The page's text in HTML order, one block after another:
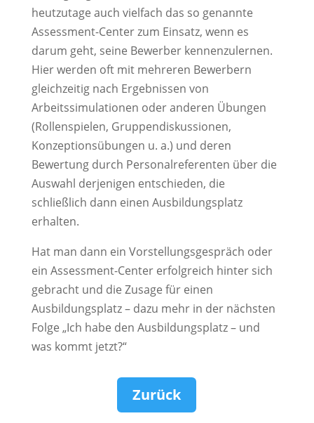
heutzutage auch vielfach das so genannte
Assessment-Center zum Einsatz, wenn es
darum geht, seine Bewerber kennenzulernen.
Hier werden oft mit mehreren Bewerbern
gleichzeitig nach Ergebnissen von
Arbeitssimulationen oder anderen Übungen
(Rollenspielen, Gruppendiskussionen,
Konzeptionsübungen u. a.) und deren
Bewertung durch Personalreferenten über die
Auswahl derjenigen entschieden, die
schließlich dann einen Ausbildungsplatz
erhalten.
Hat man dann ein Vorstellungsgespräch oder
ein Assessment-Center erfolgreich hinter sich
gebracht und die Zusage für einen
Ausbildungsplatz – dazu mehr in der nächsten
Folge „Ich habe den Ausbildungsplatz – und
was kommt jetzt?“
Zurück